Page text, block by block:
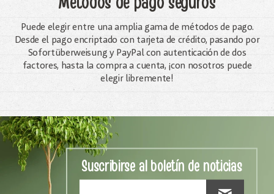
Puede elegir entre una amplia gama de métodos de pago.
Desde el pago encriptado con tarjeta de crédito, pasando por
Sofortüberweisung y PayPal con autenticación de dos
factores, hasta la compra a cuenta, ¡con nosotros puede
elegir libremente!
Suscribirse al boletín de noticias